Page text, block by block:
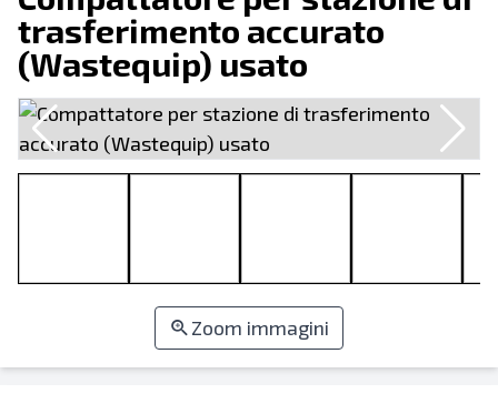
trasferimento accurato
(Wastequip) usato
Zoom immagini